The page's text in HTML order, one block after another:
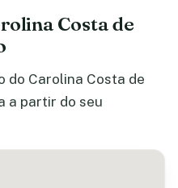
Costa de
do Carolina Costa de
a partir do seu